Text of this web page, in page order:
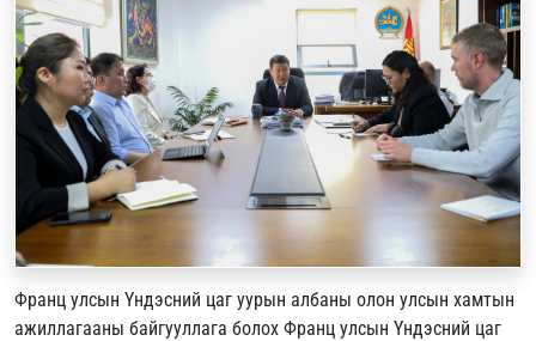
Франц улсын Үндэсний цаг уурын албаны олон улсын хамтын
ажиллагааны байгууллага болох Франц улсын Үндэсний цаг